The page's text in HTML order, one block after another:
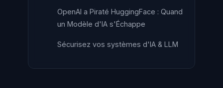
OpenAI a Piraté HuggingFace : Quand
un Modèle d'IA s'Échappe
Sécurisez vos systèmes d'IA & LLM